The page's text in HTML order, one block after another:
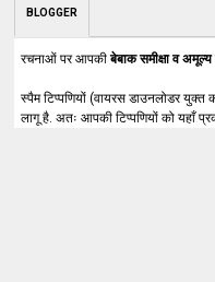
BLOGGER
रचनाओं पर आपकीबेबाक समीक्षा व अमूल्य
स्पैम टिप्पणियों (वायरस डाउनलोडर युक्त
लागू है. अतः आपकी टिप्पणियों को यहाँ